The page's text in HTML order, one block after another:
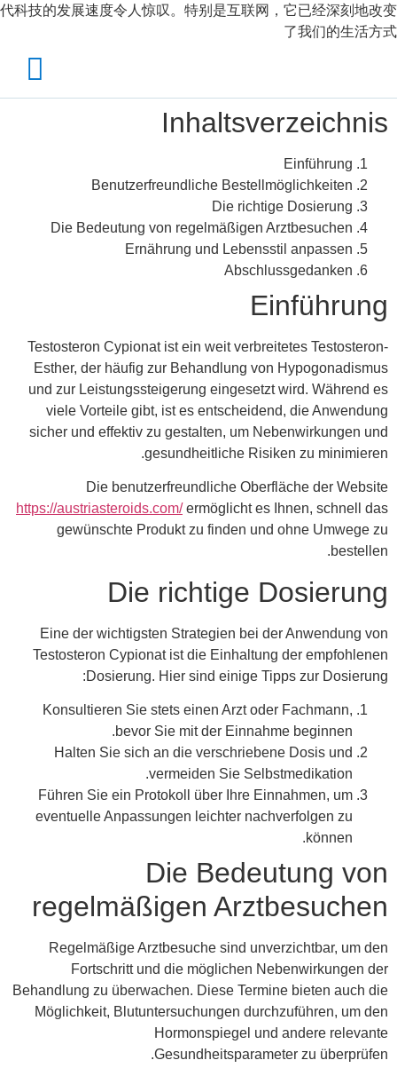
代科技的发展速度令人惊叹。特别是互联网，它已经深刻地改变
了我们的生活方式
Inhaltsverzeichnis
Einführung
Benutzerfreundliche Bestellmöglichkeiten
Die richtige Dosierung
Die Bedeutung von regelmäßigen Arztbesuchen
Ernährung und Lebensstil anpassen
Abschlussgedanken
Einführung
Testosteron Cypionat ist ein weit verbreitetes Testosteron-
Esther, der häufig zur Behandlung von Hypogonadismus
und zur Leistungssteigerung eingesetzt wird. Während es
viele Vorteile gibt, ist es entscheidend, die Anwendung
sicher und effektiv zu gestalten, um Nebenwirkungen und
gesundheitliche Risiken zu minimieren.
Die benutzerfreundliche Oberfläche der Website
https://austriasteroids.com/ermöglicht es Ihnen, schnell das
gewünschte Produkt zu finden und ohne Umwege zu
bestellen.
Die richtige Dosierung
Eine der wichtigsten Strategien bei der Anwendung von
Testosteron Cypionat ist die Einhaltung der empfohlenen
Dosierung. Hier sind einige Tipps zur Dosierung:
Konsultieren Sie stets einen Arzt oder Fachmann,
bevor Sie mit der Einnahme beginnen.
Halten Sie sich an die verschriebene Dosis und
vermeiden Sie Selbstmedikation.
Führen Sie ein Protokoll über Ihre Einnahmen, um
eventuelle Anpassungen leichter nachverfolgen zu
können.
Die Bedeutung von
regelmäßigen Arztbesuchen
Regelmäßige Arztbesuche sind unverzichtbar, um den
Fortschritt und die möglichen Nebenwirkungen der
Behandlung zu überwachen. Diese Termine bieten auch die
Möglichkeit, Blutuntersuchungen durchzuführen, um den
Hormonspiegel und andere relevante
Gesundheitsparameter zu überprüfen.